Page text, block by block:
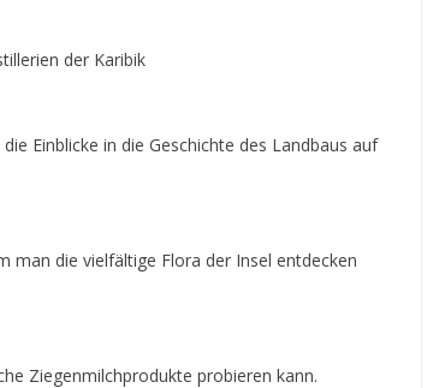
der Karibik
Einblicke in die Geschichte des Landbaus auf
man die vielfältige Flora der Insel entdecken
Ziegenmilchprodukte probieren kann.